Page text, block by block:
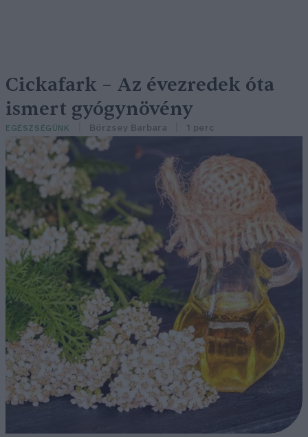
Cickafark – Az évezredek óta
ismert gyógynövény
EGÉSZSÉGÜNK Börzsey Barbara 1 perc